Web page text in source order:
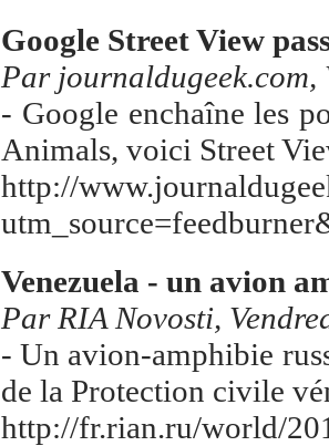
Google Street View
Par
- Google enchaîne les
Animals, voici Street
http://
Venezuela - un avion
Par RIA Novosti,
- Un avion-amphibie
de la Protection civile
http://fr.rian.ru/world/